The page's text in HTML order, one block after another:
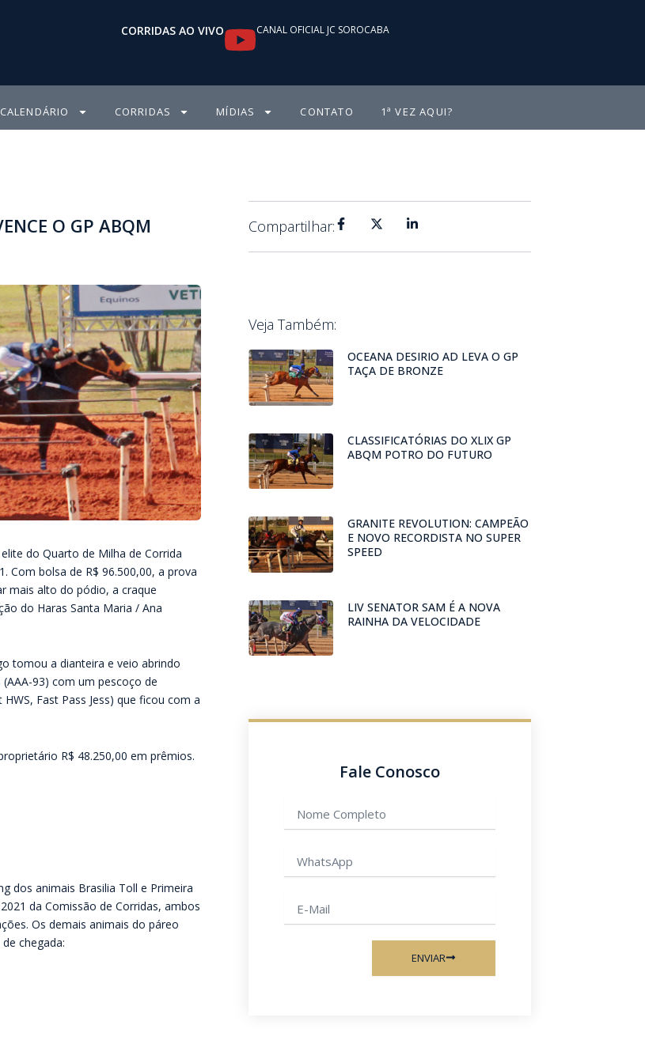
CORRIDAS AO VIVO
Y
u
t
b
e
CANAL OFICIAL JC SOROCABA
CALENDÁRIO CORRIDAS MÍDIAS CONTATO 1ª VEZ AQUI?
O GP ABQM
do Quarto de Milha de Corrida
Com bolsa de R$ 96.500,00, a prova
mais alto do pódio, a craque
do Haras Santa Maria / Ana
tomou a dianteira e veio abrindo
93) com um pescoço de
HWS, Fast Pass Jess) que ficou com a
R$ 48.250,00 em prêmios.
dos animais Brasilia Toll e Primeira
da Comissão de Corridas, ambos
Os demais animais do páreo
chegada:
Compartilhar:
Veja Também:
OCEANA DESIRIO AD LEVA O GP
TAÇA DE BRONZE
CLASSIFICATÓRIAS DO XLIX GP
ABQM POTRO DO FUTURO
GRANITE REVOLUTION: CAMPEÃO
E NOVO RECORDISTA NO SUPER
SPEED
LIV SENATOR SAM É A NOVA
RAINHA DA VELOCIDADE
Fale Conosco
completo
mail
ENVIAR